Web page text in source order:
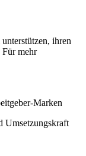
ihren
Für mehr
Marken
Umsetzungskraft